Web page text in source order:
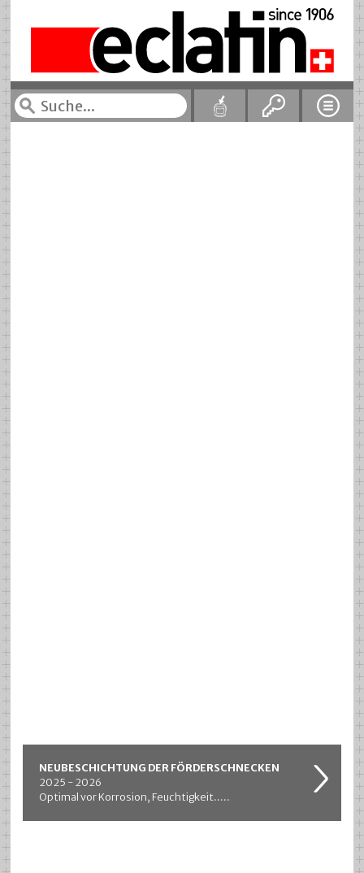
NEUBESCHICHTUNG DER FÖRDERSCHNECKEN
2025 - 2026
Optimal vor Korrosion, Feuchtigkeit.....